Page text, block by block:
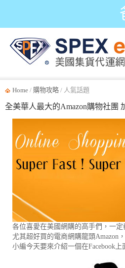
Home / 購物攻略 / 人氣話題
全美華人最大的Amazon購物社團
各位喜愛在美國網購的高手們，一
尤其超好買的電商網購龍頭Amazon
小編今天要來介紹一個在Facebook上